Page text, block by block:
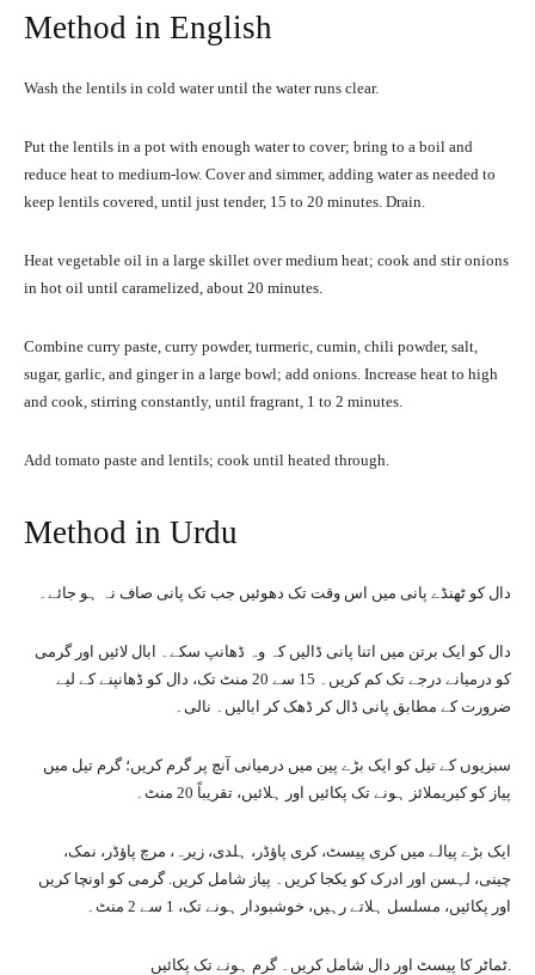
Method in English
Wash the lentils in cold water until the water runs clear.
Put the lentils in a pot with enough water to cover; bring to a boil and
reduce heat to medium-low. Cover and simmer, adding water as needed to
keep lentils covered, until just tender, 15 to 20 minutes. Drain.
Heat vegetable oil in a large skillet over medium heat; cook and stir onions
in hot oil until caramelized, about 20 minutes.
Combine curry paste, curry powder, turmeric, cumin, chili powder, salt,
sugar, garlic, and ginger in a large bowl; add onions. Increase heat to high
and cook, stirring constantly, until fragrant, 1 to 2 minutes.
Add tomato paste and lentils; cook until heated through.
Method in Urdu
دال کو ٹھنڈے پانی میں اس وقت تک دھوئیں جب تک پانی صاف نہ ہو جائے۔
دال کو ایک برتن میں اتنا پانی ڈالیں کہ وہ ڈھانپ سکے۔ ابال لائیں اور گرمی
کو درمیانے درجے تک کم کریں۔ 15 سے 20 منٹ تک، دال کو ڈھانپنے کے لیے
ضرورت کے مطابق پانی ڈال کر ڈھک کر ابالیں۔ نالی۔
سبزیوں کے تیل کو ایک بڑے پین میں درمیانی آنچ پر گرم کریں؛ گرم تیل میں
پیاز کو کیریملائز ہونے تک پکائیں اور ہلائیں، تقریباً 20 منٹ۔
ایک بڑے پیالے میں کری پیسٹ، کری پاؤڈر، ہلدی، زیرہ، مرچ پاؤڈر، نمک،
چینی، لہسن اور ادرک کو یکجا کریں۔ پیاز شامل کریں. گرمی کو اونچا کریں
اور پکائیں، مسلسل ہلاتے رہیں، خوشبودار ہونے تک، 1 سے 2 منٹ۔